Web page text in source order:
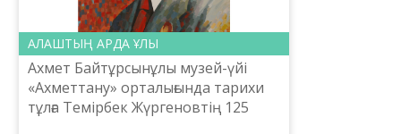
АЛАШТЫҢ АРДА ҰЛЫ
Ахмет Байтұрсынұлы музей-үйі
«Ахметтану» орталығында тарихи
тұлға Темірбек Жүргеновтің 125